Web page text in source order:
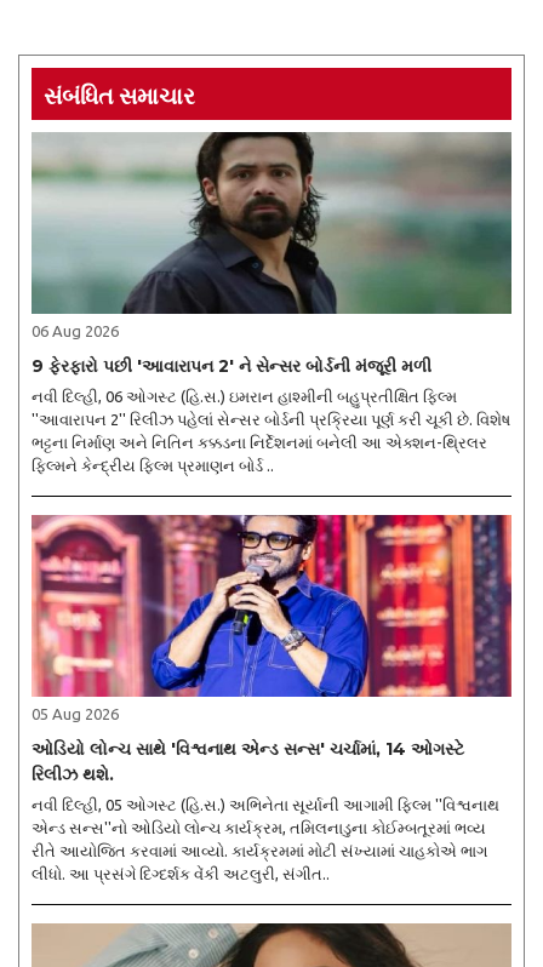
સંબંધિત સમાચાર
06 Aug 2026
9 ફેરફારો પછી 'આવારાપન 2' ને સેન્સર બોર્ડની મંજૂરી મળી
નવી દિલ્હી, 06 ઓગસ્ટ (હિ.સ.) ઇમરાન હાશ્મીની બહુપ્રતીક્ષિત ફિલ્મ
''આવારાપન 2'' રિલીઝ પહેલાં સેન્સર બોર્ડની પ્રક્રિયા પૂર્ણ કરી ચૂકી છે. વિશેષ
ભટ્ટના નિર્માણ અને નિતિન કક્કડના નિર્દેશનમાં બનેલી આ એક્શન-થ્રિલર
ફિલ્મને કેન્દ્રીય ફિલ્મ પ્રમાણન બોર્ડ ..
05 Aug 2026
ઓડિયો લોન્ચ સાથે 'વિશ્વનાથ એન્ડ સન્સ' ચર્ચામાં, 14 ઓગસ્ટે
રિલીઝ થશે.
નવી દિલ્હી, 05 ઓગસ્ટ (હિ.સ.) અભિનેતા સૂર્યાની આગામી ફિલ્મ ''વિશ્વનાથ
એન્ડ સન્સ''નો ઓડિયો લોન્ચ કાર્યક્રમ, તમિલનાડુના કોઈમ્બતૂરમાં ભવ્ય
રીતે આયોજિત કરવામાં આવ્યો. કાર્યક્રમમાં મોટી સંખ્યામાં ચાહકોએ ભાગ
લીધો. આ પ્રસંગે દિગ્દર્શક વેંકી અટલુરી, સંગીત..